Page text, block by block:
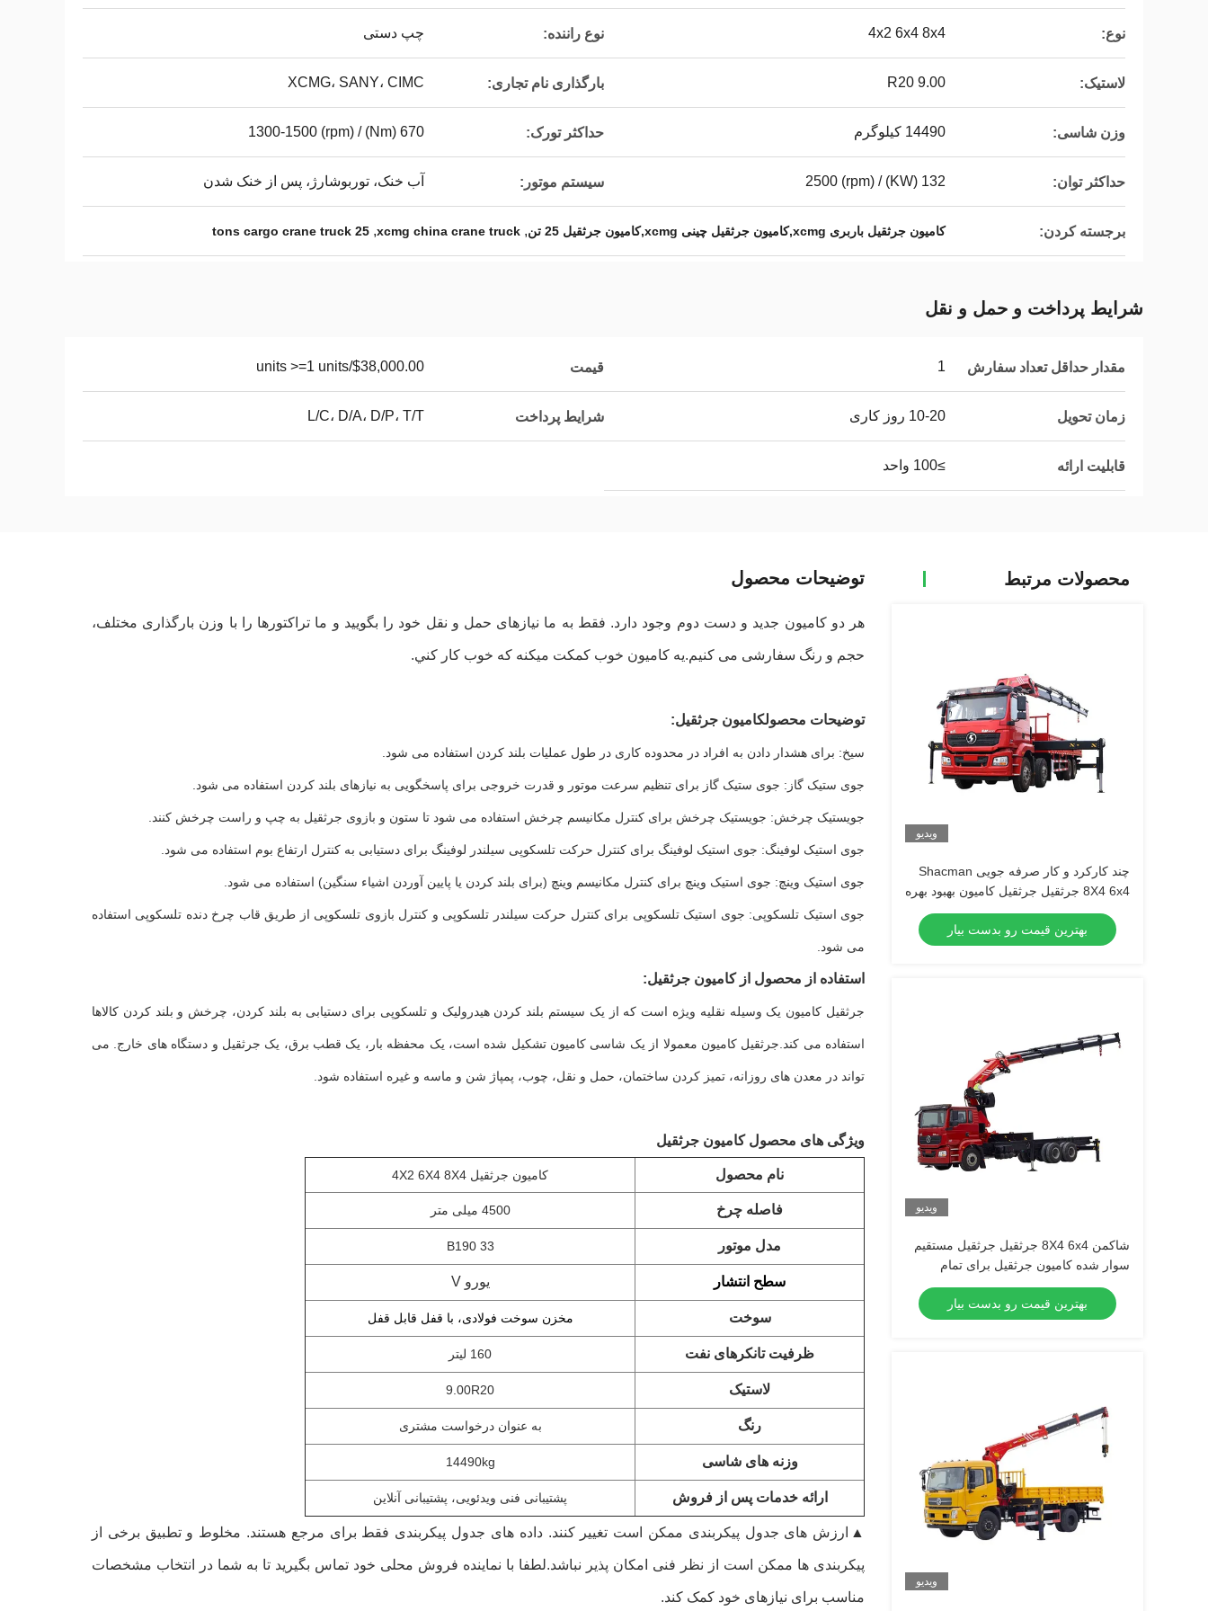
نوع: 4x2 6x4 8x4 نوع راننده: چپ دستی
لاستیک: 9.00 R20 بارگذاری نام تجاری: XCMG، SANY، CIMC
وزن شاسی: 14490 کیلوگرم حداکثر تورک: 670 (Nm) / 1300-1500 (rpm)
حداکثر توان: 132 (KW) / 2500 (rpm) سیستم موتور: آب خنک، توربوشارژ، پس از خنک شدن
برجسته کردن: کامیون جرثقیل باربری xcmg,کامیون جرثقیل چینی xcmg,کامیون جرثقیل 25 تن ,
xcmg china crane truck
,
25 tons cargo crane truck
شرایط پرداخت و حمل و نقل
مقدار حداقل تعداد سفارش 1 قیمت $38,000.00/units >=1 units
زمان تحویل 10-20 روز کاری شرایط پرداخت L/C، D/A، D/P، T/T
قابلیت ارائه ≥100 واحد
محصولات مرتبط
ویدیو
چند کارکرد و کار صرفه جویی Shacman
8X4 6x4 جرثقیل جرثقیل کامیون بهبود بهره
وری و صرفه جویی در فضا
بهترین قیمت رو بدست بیار
ویدیو
شاکمن 8X4 6x4 جرثقیل جرثقیل مستقیم
سوار شده کامیون جرثقیل برای تمام
نیازهای حمل و نقل شما
بهترین قیمت رو بدست بیار
ویدیو
توضیحات محصول
هر دو کامیون جدید و دست دوم وجود دارد. فقط به ما نیازهای حمل و نقل خود را بگویید و ما تراکتورها را با وزن بارگذاری مختلف،
حجم و رنگ سفارشی می کنیم.يه کاميون خوب کمکت ميکنه که خوب کار کني.
توضیحات محصولکامیون جرثقیل:
سیخ: برای هشدار دادن به افراد در محدوده کاری در طول عملیات بلند کردن استفاده می شود.
جوی ستیک گاز: جوی ستیک گاز برای تنظیم سرعت موتور و قدرت خروجی برای پاسخگویی به نیازهای بلند کردن استفاده می شود.
جویستیک چرخش: جویستیک چرخش برای کنترل مکانیسم چرخش استفاده می شود تا ستون و بازوی جرثقیل به چپ و راست چرخش کنند.
جوی استیک لوفینگ: جوی استیک لوفینگ برای کنترل حرکت تلسکوپی سیلندر لوفینگ برای دستیابی به کنترل ارتفاع بوم استفاده می شود.
جوی استیک وینچ: جوی استیک وینچ برای کنترل مکانیسم وینچ (برای بلند کردن یا پایین آوردن اشیاء سنگین) استفاده می شود.
جوی استیک تلسکوپی: جوی استیک تلسکوپی برای کنترل حرکت سیلندر تلسکوپی و کنترل بازوی تلسکوپی از طریق قاب چرخ دنده تلسکوپی استفاده
می شود.
استفاده از محصول از کامیون جرثقیل:
جرثقیل کامیون یک وسیله نقلیه ویژه است که از یک سیستم بلند کردن هیدرولیک و تلسکوپی برای دستیابی به بلند کردن، چرخش و بلند کردن کالاها
استفاده می کند.جرثقیل کامیون معمولا از یک شاسی کامیون تشکیل شده است، یک محفظه بار، یک قطب برق، یک جرثقیل و دستگاه های خارج. می
تواند در معدن های روزانه، تمیز کردن ساختمان، حمل و نقل، چوب، پمپاژ شن و ماسه و غیره استفاده شود.
ویژگی های محصول کامیون جرثقیل
نام محصول کامیون جرثقیل 4X2 6X4 8X4
فاصله چرخ 4500 میلی متر
مدل موتور B190 33
سطح انتشار یورو V
سوخت مخزن سوخت فولادی، با قفل قابل قفل
ظرفیت تانکرهای نفت 160 لیتر
لاستیک 9.00R20
رنگ به عنوان درخواست مشتری
وزنه های شاسی 14490kg
ارائه خدمات پس از فروش پشتیبانی فنی ویدئویی، پشتیبانی آنلاین
▲ارزش های جدول پیکربندی ممکن است تغییر کنند. داده های جدول پیکربندی فقط برای مرجع هستند. مخلوط و تطبیق برخی از
پیکربندی ها ممکن است از نظر فنی امکان پذیر نباشد.لطفا با نماینده فروش محلی خود تماس بگیرید تا به شما در انتخاب مشخصات
مناسب برای نیازهای خود کمک کند.